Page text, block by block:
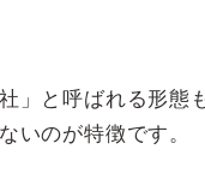
」と呼ばれる形態
いのが特徴です。